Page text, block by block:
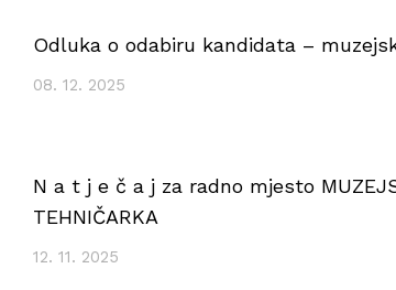
Odluka o odabiru kandidata –
08. 12. 2025
N a t j e č a j za radno mjesto
TEHNIČARKA
12. 11. 2025